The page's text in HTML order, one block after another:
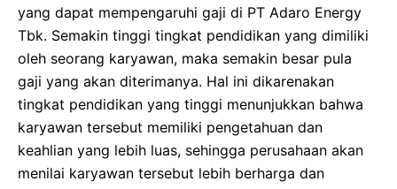
yang dapat mempengaruhi gaji di PT Adaro Energy
Tbk. Semakin tinggi tingkat pendidikan yang dimiliki
oleh seorang karyawan, maka semakin besar pula
gaji yang akan diterimanya. Hal ini dikarenakan
tingkat pendidikan yang tinggi menunjukkan bahwa
karyawan tersebut memiliki pengetahuan dan
keahlian yang lebih luas, sehingga perusahaan akan
menilai karyawan tersebut lebih berharga dan